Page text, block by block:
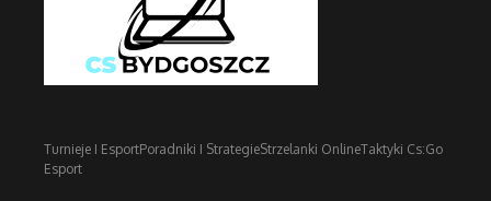
Turnieje I EsportPoradniki I StrategieStrzelanki OnlineTaktyki Cs:Go
Esport